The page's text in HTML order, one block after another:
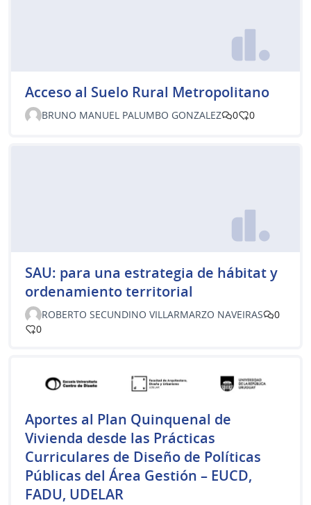
Acceso al Suelo Rural Metropolitano
BRUNO MANUEL PALUMBO GONZALEZ 0 0
SAU: para una estrategia de hábitat y
ordenamiento territorial
ROBERTO SECUNDINO VILLARMARZO NAVEIRAS
0
0
Aportes al Plan Quinquenal de
Vivienda desde las Prácticas
Curriculares de Diseño de Políticas
Públicas del Área Gestión – EUCD,
FADU, UDELAR